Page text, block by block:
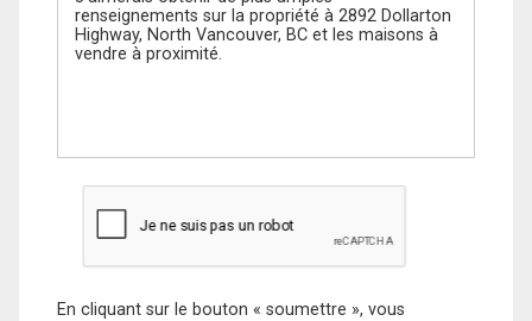
En cliquant sur le bouton « soumettre », vous